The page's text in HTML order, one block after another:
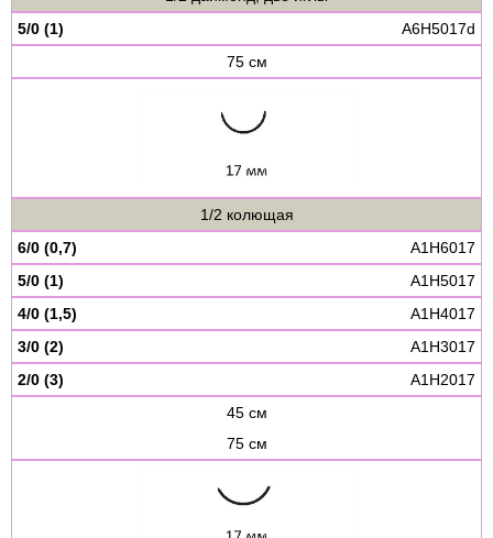
5/0 (1)
A6H5017d
75 см
1/2 колющая
6/0 (0,7)
A1H6017
5/0 (1)
A1H5017
4/0 (1,5)
A1H4017
3/0 (2)
A1H3017
2/0 (3)
A1H2017
45 см
75 см